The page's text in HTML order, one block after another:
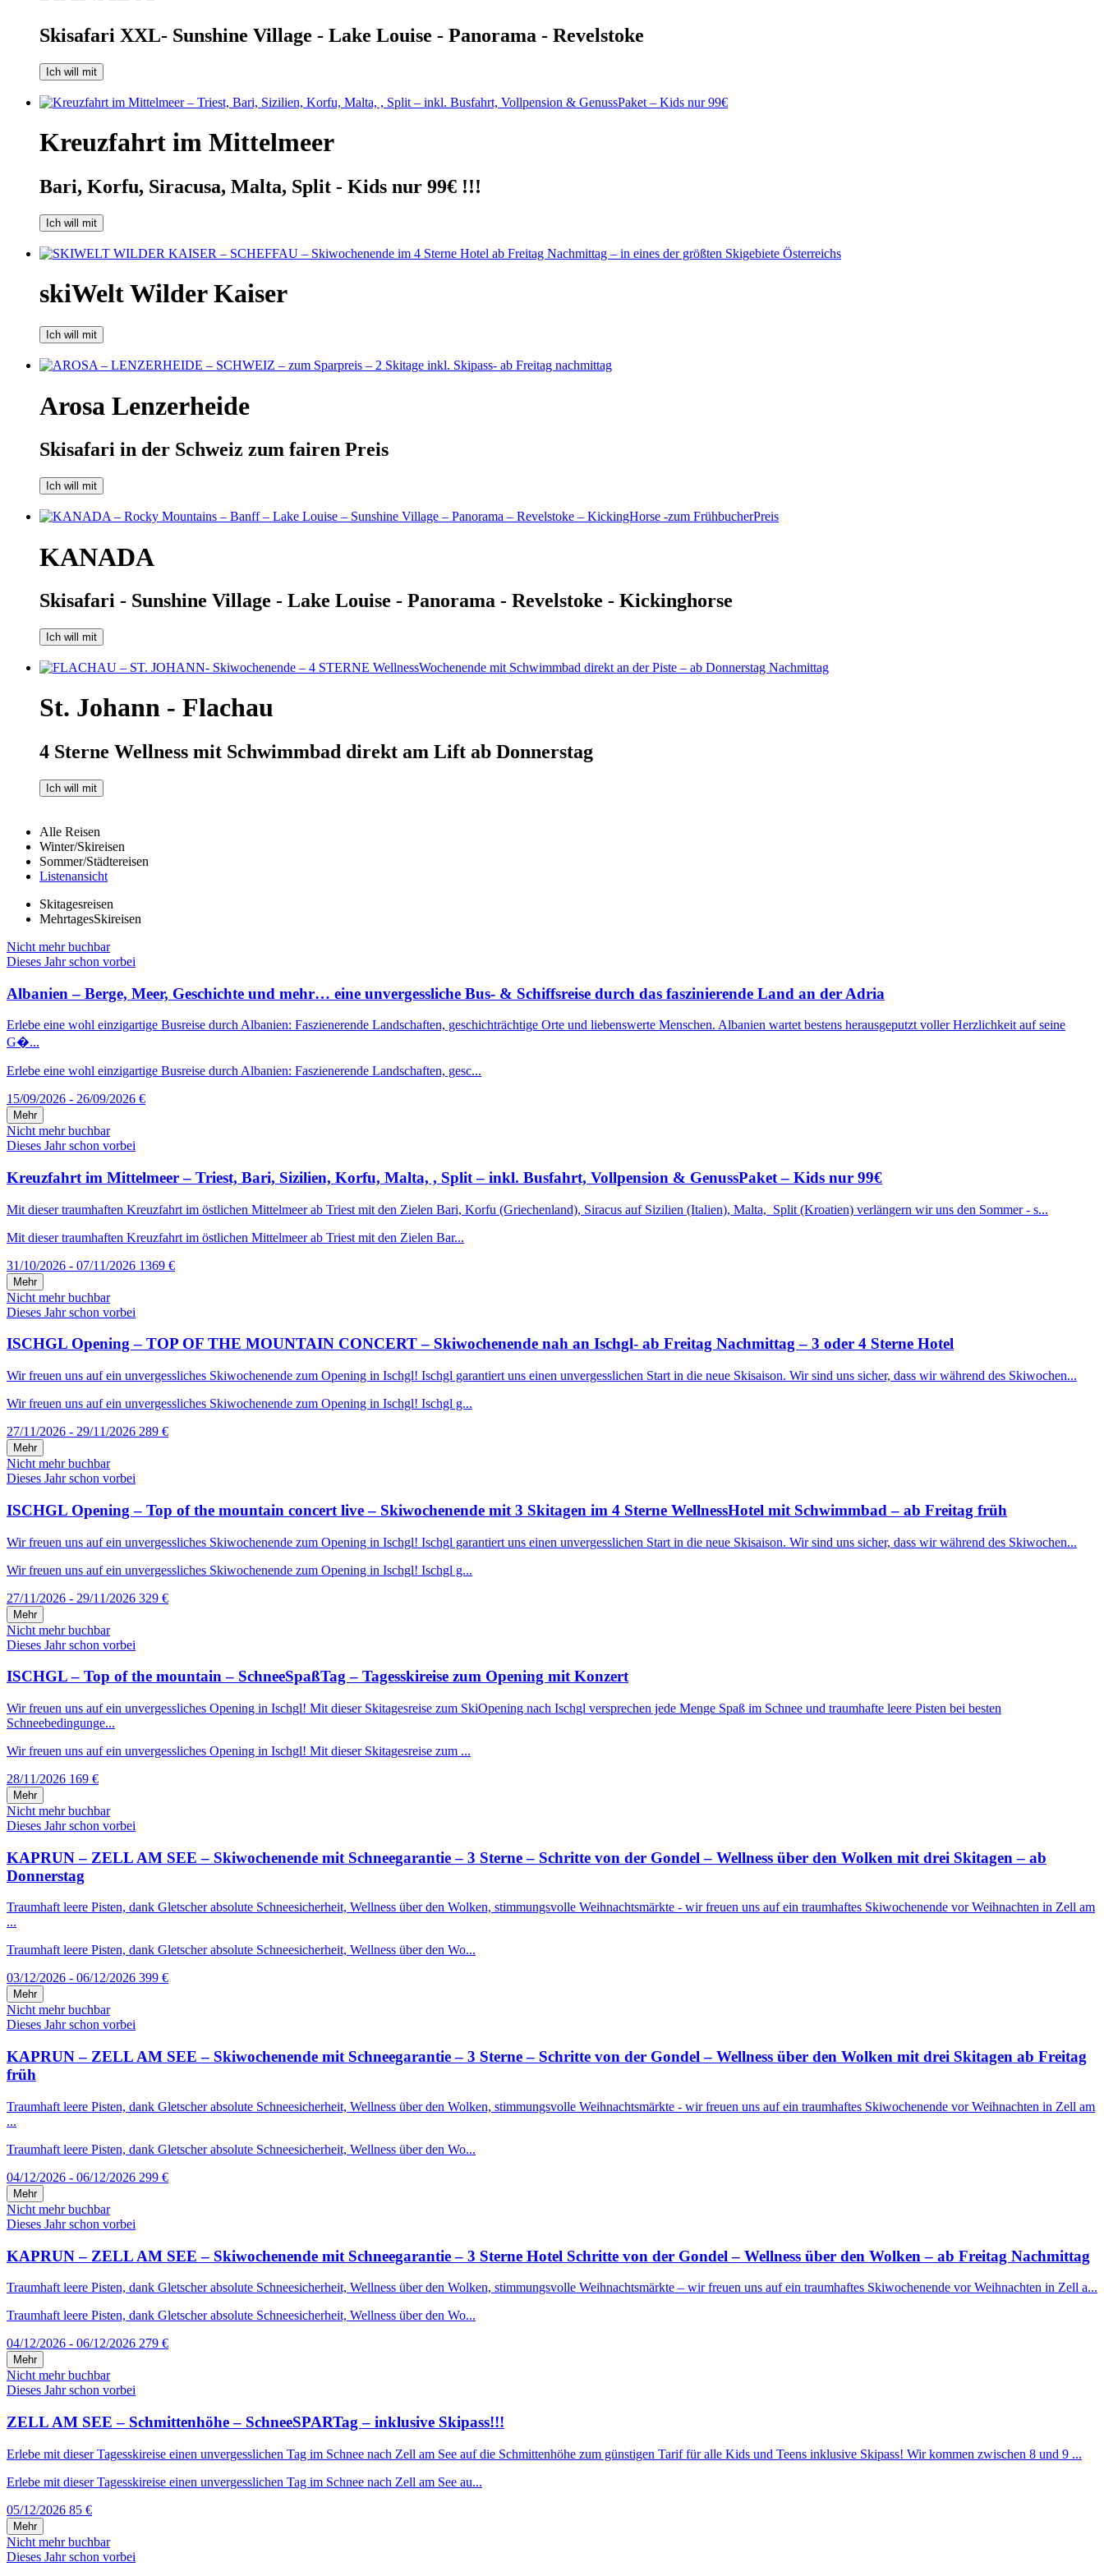
Skisafari XXL- Sunshine Village - Lake Louise - Panorama - Revelstoke
Ich will mit
Kreuzfahrt im Mittelmeer
Bari, Korfu, Siracusa, Malta, Split - Kids nur 99€ !!!
Ich will mit
skiWelt Wilder Kaiser
Ich will mit
Arosa Lenzerheide
Skisafari in der Schweiz zum fairen Preis
Ich will mit
KANADA
Skisafari - Sunshine Village - Lake Louise - Panorama - Revelstoke - Kickinghorse
Ich will mit
St. Johann - Flachau
4 Sterne Wellness mit Schwimmbad direkt am Lift ab Donnerstag
Ich will mit
Alle Reisen
Winter/Skireisen
Sommer/Städtereisen
Listenansicht
Skitagesreisen
MehrtagesSkireisen
Nicht mehr buchbar
Dieses Jahr schon vorbei
Albanien – Berge, Meer, Geschichte und mehr… eine unvergessliche Bus- & Schiffsreise durch das faszinierende Land an der Adria
Erlebe eine wohl einzigartige Busreise durch Albanien: Faszienerende Landschaften, geschichträchtige Orte und liebenswerte Menschen. Albanien wartet bestens herausgeputzt voller Herzlichkeit auf seine
G�...
Erlebe eine wohl einzigartige Busreise durch Albanien: Faszienerende Landschaften, gesc...
15/09/2026 - 26/09/2026 €
Mehr
Nicht mehr buchbar
Dieses Jahr schon vorbei
Kreuzfahrt im Mittelmeer – Triest, Bari, Sizilien, Korfu, Malta, , Split – inkl. Busfahrt, Vollpension & GenussPaket – Kids nur 99€
Mit dieser traumhaften Kreuzfahrt im östlichen Mittelmeer ab Triest mit den Zielen Bari, Korfu (Griechenland), Siracus auf Sizilien (Italien), Malta, Split (Kroatien) verlängern wir uns den Sommer - s...
Mit dieser traumhaften Kreuzfahrt im östlichen Mittelmeer ab Triest mit den Zielen Bar...
31/10/2026 - 07/11/2026 1369 €
Mehr
Nicht mehr buchbar
Dieses Jahr schon vorbei
ISCHGL Opening – TOP OF THE MOUNTAIN CONCERT – Skiwochenende nah an Ischgl- ab Freitag Nachmittag – 3 oder 4 Sterne Hotel
Wir freuen uns auf ein unvergessliches Skiwochenende zum Opening in Ischgl! Ischgl garantiert uns einen unvergesslichen Start in die neue Skisaison. Wir sind uns sicher, dass wir während des Skiwochen...
Wir freuen uns auf ein unvergessliches Skiwochenende zum Opening in Ischgl! Ischgl g...
27/11/2026 - 29/11/2026 289 €
Mehr
Nicht mehr buchbar
Dieses Jahr schon vorbei
ISCHGL Opening – Top of the mountain concert live – Skiwochenende mit 3 Skitagen im 4 Sterne WellnessHotel mit Schwimmbad – ab Freitag früh
Wir freuen uns auf ein unvergessliches Skiwochenende zum Opening in Ischgl! Ischgl garantiert uns einen unvergesslichen Start in die neue Skisaison. Wir sind uns sicher, dass wir während des Skiwochen...
Wir freuen uns auf ein unvergessliches Skiwochenende zum Opening in Ischgl! Ischgl g...
27/11/2026 - 29/11/2026 329 €
Mehr
Nicht mehr buchbar
Dieses Jahr schon vorbei
ISCHGL – Top of the mountain – SchneeSpaßTag – Tagesskireise zum Opening mit Konzert
Wir freuen uns auf ein unvergessliches Opening in Ischgl! Mit dieser Skitagesreise zum SkiOpening nach Ischgl versprechen jede Menge Spaß im Schnee und traumhafte leere Pisten bei besten
Schneebedingunge...
Wir freuen uns auf ein unvergessliches Opening in Ischgl! Mit dieser Skitagesreise zum ...
28/11/2026 169 €
Mehr
Nicht mehr buchbar
Dieses Jahr schon vorbei
KAPRUN – ZELL AM SEE – Skiwochenende mit Schneegarantie – 3 Sterne – Schritte von der Gondel – Wellness über den Wolken mit drei Skitagen – ab
Donnerstag
Traumhaft leere Pisten, dank Gletscher absolute Schneesicherheit, Wellness über den Wolken, stimmungsvolle Weihnachtsmärkte - wir freuen uns auf ein traumhaftes Skiwochenende vor Weihnachten in Zell am
...
Traumhaft leere Pisten, dank Gletscher absolute Schneesicherheit, Wellness über den Wo...
03/12/2026 - 06/12/2026 399 €
Mehr
Nicht mehr buchbar
Dieses Jahr schon vorbei
KAPRUN – ZELL AM SEE – Skiwochenende mit Schneegarantie – 3 Sterne – Schritte von der Gondel – Wellness über den Wolken mit drei Skitagen ab Freitag
früh
Traumhaft leere Pisten, dank Gletscher absolute Schneesicherheit, Wellness über den Wolken, stimmungsvolle Weihnachtsmärkte - wir freuen uns auf ein traumhaftes Skiwochenende vor Weihnachten in Zell am
...
Traumhaft leere Pisten, dank Gletscher absolute Schneesicherheit, Wellness über den Wo...
04/12/2026 - 06/12/2026 299 €
Mehr
Nicht mehr buchbar
Dieses Jahr schon vorbei
KAPRUN – ZELL AM SEE – Skiwochenende mit Schneegarantie – 3 Sterne Hotel Schritte von der Gondel – Wellness über den Wolken – ab Freitag Nachmittag
Traumhaft leere Pisten, dank Gletscher absolute Schneesicherheit, Wellness über den Wolken, stimmungsvolle Weihnachtsmärkte – wir freuen uns auf ein traumhaftes Skiwochenende vor Weihnachten in Zell a...
Traumhaft leere Pisten, dank Gletscher absolute Schneesicherheit, Wellness über den Wo...
04/12/2026 - 06/12/2026 279 €
Mehr
Nicht mehr buchbar
Dieses Jahr schon vorbei
ZELL AM SEE – Schmittenhöhe – SchneeSPARTag – inklusive Skipass!!!
Erlebe mit dieser Tagesskireise einen unvergesslichen Tag im Schnee nach Zell am See auf die Schmittenhöhe zum günstigen Tarif für alle Kids und Teens inklusive Skipass! Wir kommen zwischen 8 und 9 ...
Erlebe mit dieser Tagesskireise einen unvergesslichen Tag im Schnee nach Zell am See au...
05/12/2026 85 €
Mehr
Nicht mehr buchbar
Dieses Jahr schon vorbei